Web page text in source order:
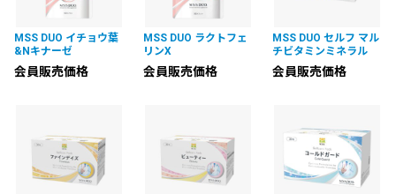
MSS DUO イチョウ葉
&Nキナーゼ
会員販売価格
MSS DUO ラクトフェ
リンX
会員販売価格
MSS DUO セルフ マル
チビタミンミネラル
会員販売価格